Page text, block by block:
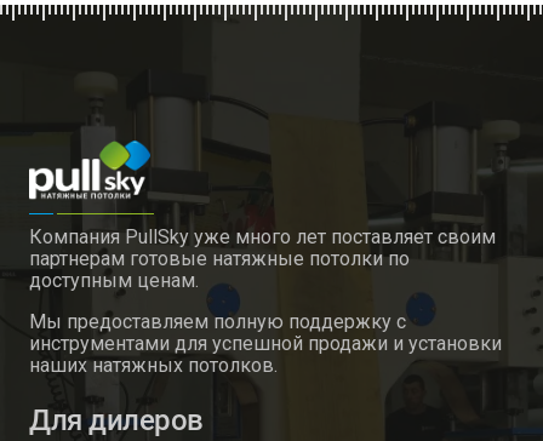
Компания PullSky уже много лет поставляет своим
партнерам готовые натяжные потолки по
доступным ценам.
Мы предоставляем полную поддержку с
инструментами для успешной продажи и установки
наших натяжных потолков.
Для дилеров